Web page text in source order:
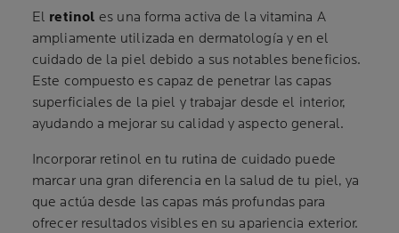
El retinol es una forma activa de la vitamina A
ampliamente utilizada en dermatología y en el
cuidado de la piel debido a sus notables beneficios.
Este compuesto es capaz de penetrar las capas
superficiales de la piel y trabajar desde el interior,
ayudando a mejorar su calidad y aspecto general.
Incorporar retinol en tu rutina de cuidado puede
marcar una gran diferencia en la salud de tu piel, ya
que actúa desde las capas más profundas para
ofrecer resultados visibles en su apariencia exterior.